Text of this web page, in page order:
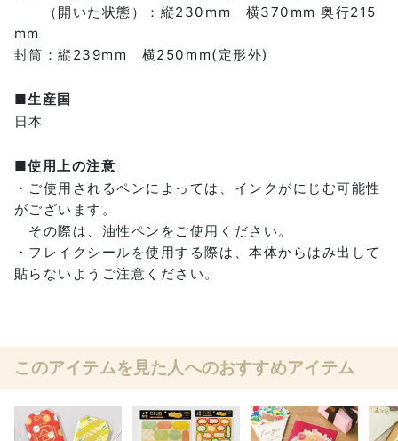
（開いた状態）：縦230mm 横370mm 奥行215
mm
封筒：縦239mm 横250mm(定形外)
■生産国
日本
■使用上の注意
・ご使用されるペンによっては、インクがにじむ可能性
がございます。
その際は、油性ペンをご使用ください。
・フレイクシールを使用する際は、本体からはみ出して
貼らないようご注意ください。
このアイテムを見た人へのおすすめアイテム